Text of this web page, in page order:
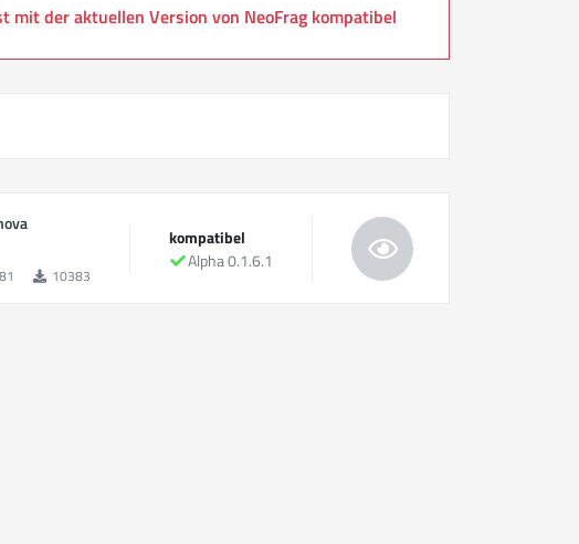
mit der aktuellen Version von NeoFrag kompatibel
10383
kompatibel
Alpha 0.1.6.1